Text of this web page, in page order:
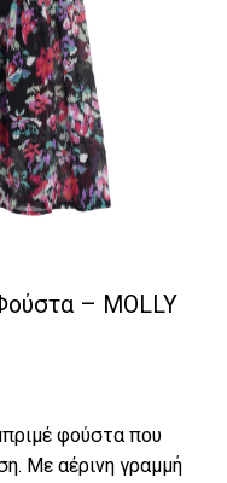
– MOLLY
φούστα που
Με αέρινη γραμμή